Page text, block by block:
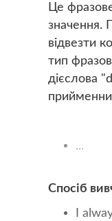
Це
значення.
відвезти
тип
дієслова
...
Спосіб
I